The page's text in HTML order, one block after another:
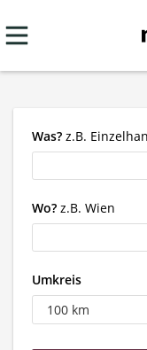
Was? z.B.
Wo? z.B. Wien
Umkreis